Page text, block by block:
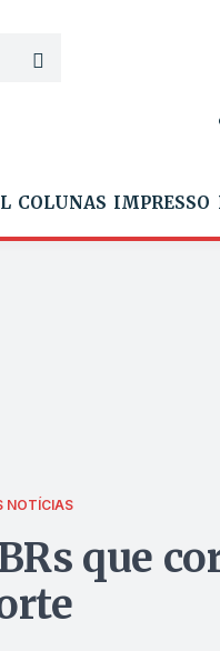
COLUNAS IMPRESSO
NOTÍCIAS
que